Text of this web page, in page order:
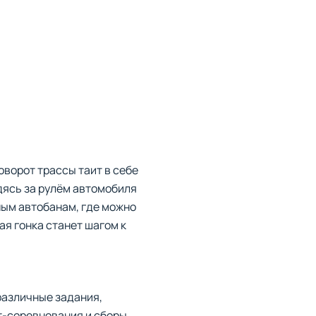
трассы таит в себе
за рулём автомобиля
автобанам, где можно
гонка станет шагом к
задания,